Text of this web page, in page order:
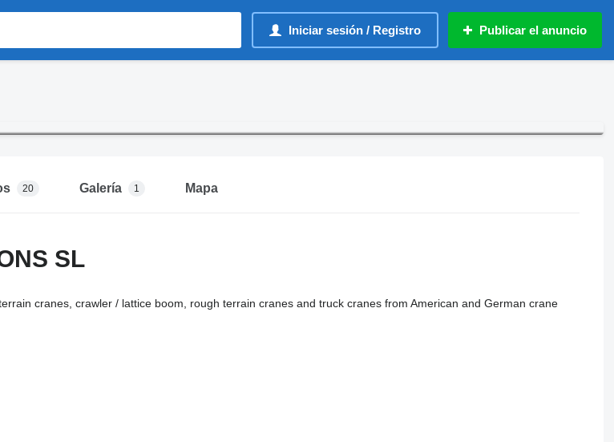
Iniciar sesión / Registro Publicar el anuncio
20 Galería 1 Mapa
SL
cranes, crawler / lattice boom, rough terrain cranes and truck cranes from American and German crane